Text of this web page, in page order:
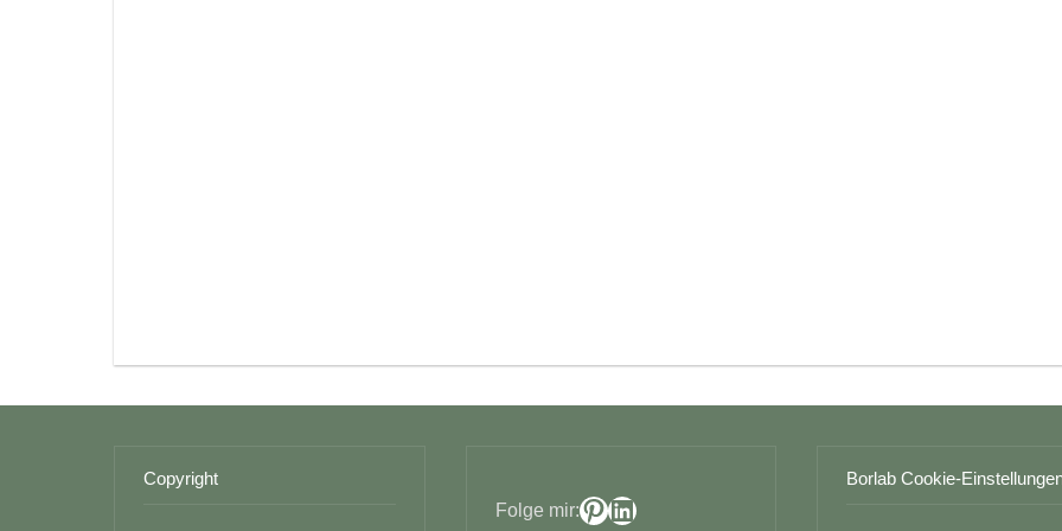
Copyright
Folge mir:Pinterest
LinkedIn
Borlab Cookie-